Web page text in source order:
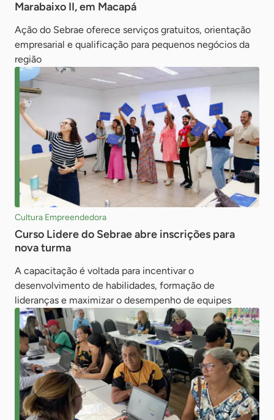
Marabaixo II, em Macapá
Ação do Sebrae oferece serviços gratuitos, orientação
empresarial e qualificação para pequenos negócios da
região
Cultura Empreendedora
Curso Lidere do Sebrae abre inscrições para
nova turma
A capacitação é voltada para incentivar o
desenvolvimento de habilidades, formação de
lideranças e maximizar o desempenho de equipes